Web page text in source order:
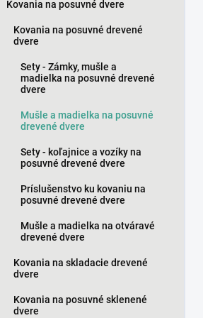
Kovania na posuvné dvere
Kovania na posuvné drevené
dvere
Sety - Zámky, mušle a
madielka na posuvné drevené
dvere
Mušle a madielka na posuvné
drevené dvere
Sety - koľajnice a vozíky na
posuvné drevené dvere
Príslušenstvo ku kovaniu na
posuvné drevené dvere
Mušle a madielka na otváravé
drevené dvere
Kovania na skladacie drevené
dvere
Kovania na posuvné sklenené
dvere